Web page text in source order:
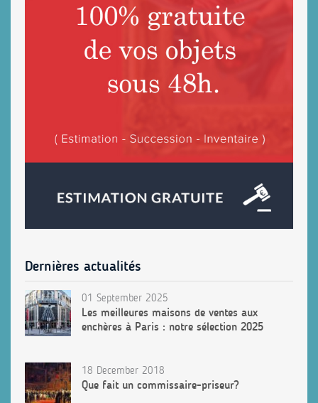
Dernières actualités
01 September 2025
Les meilleures maisons de ventes aux
enchères à Paris : notre sélection 2025
18 December 2018
Que fait un commissaire-priseur?